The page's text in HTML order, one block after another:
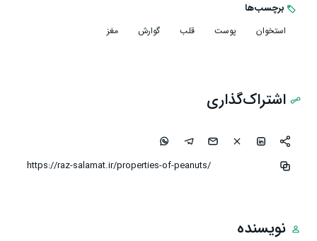
برچسب‌ها
استخوان پوست قلب گوارش مغز
اشتراک‌گذاری
نویسنده